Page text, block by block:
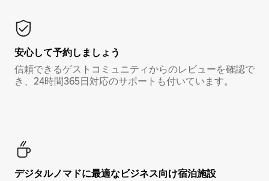
安心して予約しましょう
信頼できるゲストコミュニティからのレビューを確認で
き、24時間365日対応のサポートも付いています。
デジタルノマド⁠に最⁠適⁠なビ⁠ジ⁠ネ⁠ス⁠向⁠け宿⁠泊⁠施⁠設